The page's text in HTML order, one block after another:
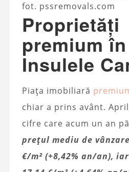
fot. pssremovals.com
Proprietăți
premium în
Insulele
Piața imobiliară
chiar a prins avânt.
cifre care acum un an
prețul mediu de
€/m² (+8,42% an/an),